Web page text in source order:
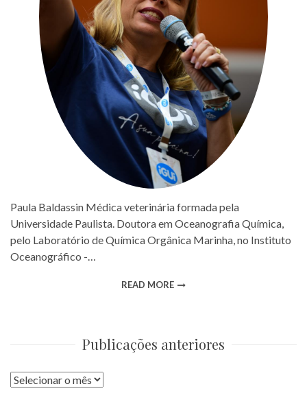
Paula Baldassin Médica veterinária formada pela
Universidade Paulista. Doutora em Oceanografia Química,
pelo Laboratório de Química Orgânica Marinha, no Instituto
Oceanográfico -…
READ MORE
Publicações anteriores
Publicações